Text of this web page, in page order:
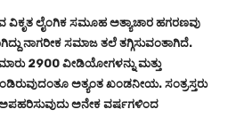
ವಿಕೃತ ಲೈಂಗಿಕ ಸಮೂಹ ಅತ್ಯಾಚಾರ ಹಗರಣವು
ನಾಗರೀಕ ಸಮಾಜ ತಲೆ ತಗ್ಗಿಸುವಂತಾಗಿದೆ.
2900 ವೀಡಿಯೋಗಳನ್ನು ಮತ್ತು
ಅತ್ಯಂತ ಖಂಡನೀಯ. ಸಂತ್ರಸ್ತರು
ಅನೇಕ ವರ್ಷಗಳಿಂದ